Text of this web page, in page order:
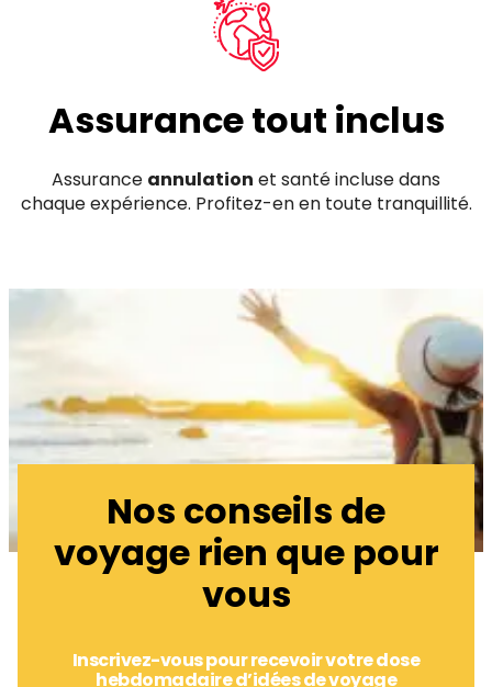
Assurance tout inclus
Assurance annulation et santé incluse dans
chaque expérience. Profitez-en en toute tranquillité.
Nos conseils de
voyage rien que pour
vous
Inscrivez-vous pour recevoir votre dose
hebdomadaire d’idées de voyage